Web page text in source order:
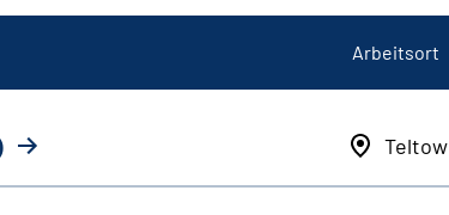
Arbeitsort
Teltow